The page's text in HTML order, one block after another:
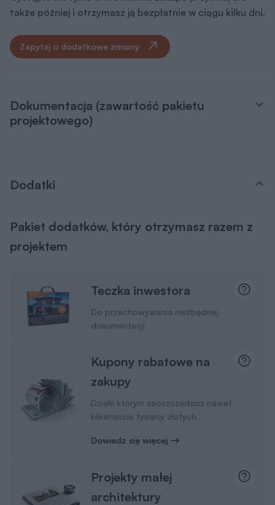
także później i otrzymasz ją bezpłatnie w ciągu kilku dni.
Zapytaj o dodatkowe zmiany
Dokumentacja (zawartość pakietu
projektowego)
Dodatki
Pakiet dodatków, który otrzymasz razem z
projektem
Teczka inwestora
Do przechowywania niezbędnej
dokumentacji
Kupony rabatowe na
zakupy
Dzięki którym zaoszczędzisz nawet
kilkanaście tysięcy złotych.
Dowiedz się więcej
Projekty małej
architektury